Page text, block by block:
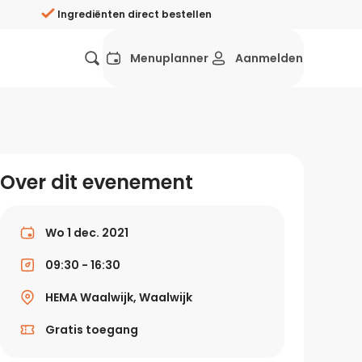
Ingrediënten direct bestellen
Wat eten we vandaag?
Gezonde recepten
Recepten avondeten
Menuplanner Aanmelden
Over dit evenement
Wo 1 dec. 2021
09:30 - 16:30
HEMA Waalwijk, Waalwijk
Gratis toegang